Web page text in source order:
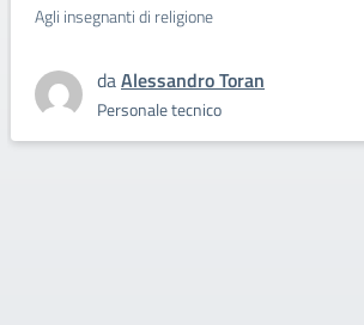
Agli insegnanti di religione
daAlessandro Toran
Personale tecnico